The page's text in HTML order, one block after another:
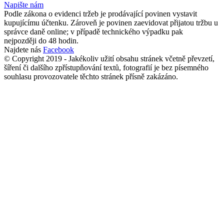
Napište nám
Podle zákona o evidenci tržeb je prodávající povinen vystavit
kupujícímu účtenku. Zároveň je povinen zaevidovat přijatou tržbu u
správce daně online; v případě technického výpadku pak
nejpozději do 48 hodin.
Najdete nás Facebook
© Copyright 2019 - Jakékoliv užití obsahu stránek včetně převzetí,
šíření či dalšího zpřístupňování textů, fotografií je bez písemného
souhlasu provozovatele těchto stránek přísně zakázáno.